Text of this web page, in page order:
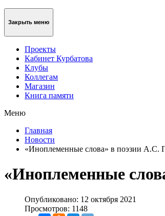
Закрыть меню
Проекты
Кабинет Курбатова
Клубы
Коллегам
Магазин
Книга памяти
Меню
Главная
Новости
«Иноплеменные слова» в поэзии А.С.
«Иноплеменные
Опубликовано: 12 октября 2021
Просмотров: 1148